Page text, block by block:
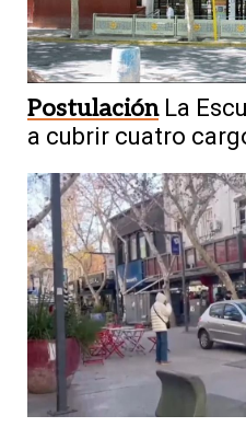
Postulación La
a cubrir cuatro